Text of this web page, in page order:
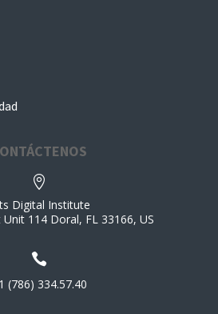

Digital Institute
Unit 114 Doral, FL 33166, US

(786) 334.57.40